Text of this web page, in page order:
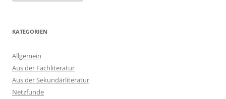
KATEGORIEN
Allgemein
Aus der Fachliteratur
Aus der Sekundärliteratur
Netzfunde